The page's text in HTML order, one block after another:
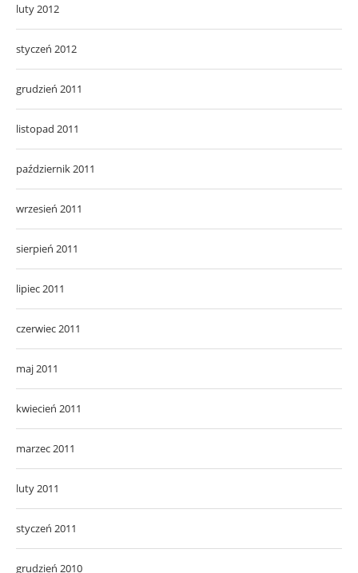
luty 2012
styczeń 2012
grudzień 2011
listopad 2011
październik 2011
wrzesień 2011
sierpień 2011
lipiec 2011
czerwiec 2011
maj 2011
kwiecień 2011
marzec 2011
luty 2011
styczeń 2011
grudzień 2010